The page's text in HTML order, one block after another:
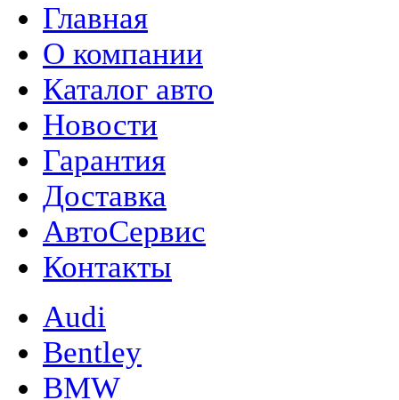
Главная
О компании
Каталог авто
Новости
Гарантия
Доставка
АвтоСервис
Контакты
Audi
Bentley
BMW